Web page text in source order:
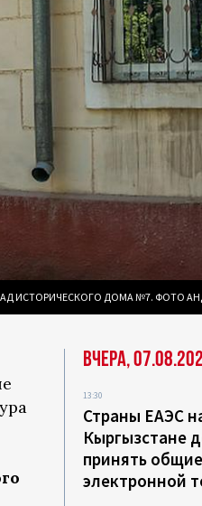
ИСТОРИЧЕСКОГО ДОМА №7. ФОТО
Вчера,
13:30
Страны ЕАЭС
Кыргызстане
принять
электронной